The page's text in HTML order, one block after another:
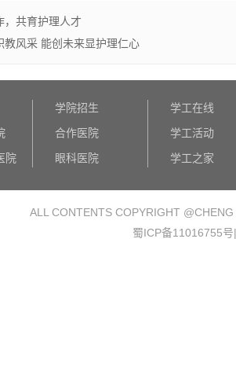
，共育护理人才
教风采 能创未来显护理仁心
院
学院招生
合作医院
眼科医院
学工在线
学工活动
学工之家
ALL CONTENTS COPYRIGHT @
蜀ICP备11016755